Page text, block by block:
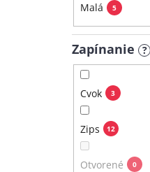
Malá 5
Zapínanie ?
Cvok 3
Zips 12
Otvorené 0